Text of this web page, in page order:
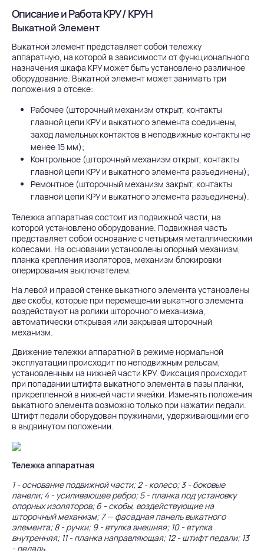
Описание и Работа КРУ / КРУН
Выкатной Элемент
Выкатной элемент представляет собой тележку
аппаратную, на которой в зависимости от функционального
назначения шкафа КРУ может быть установлено различное
оборудование. Выкатной элемент может занимать три
положения в отсеке:
Рабочее (шторочный механизм открыт, контакты
главной цепи КРУ и выкатного элемента соединены,
заход ламельных контактов в неподвижные контакты не
менее 15 мм);
Контрольное (шторочный механизм открыт, контакты
главной цепи КРУ и выкатного элемента разъединены);
Ремонтное (шторочный механизм закрыт, контакты
главной цепи КРУ и выкатного элемента разъединены).
Тележка аппаратная состоит из подвижной части, на
которой установлено оборудование. Подвижная часть
представляет собой основание с четырьмя металлическими
колесами. На основании установлены опорный механизм,
планка крепления изоляторов, механизм блокировки
оперирования выключателем.
На левой и правой стенке выкатного элемента установлены
две скобы, которые при перемещении выкатного элемента
воздействуют на ролики шторочного механизма,
автоматически открывая или закрывая шторочный
механизм.
Движение тележки аппаратной в режиме нормальной
эксплуатации происходит по неподвижным рельсам,
установленным на нижней части КРУ. Фиксация происходит
при попадании штифта выкатного элемента в пазы планки,
прикрепленной в нижней части ячейки. Изменять положения
выкатного элемента возможно только при нажатии педали.
Штифт педали оборудован пружинами, удерживающими его
в выдвинутом положении.
Тележка аппаратная
1 - основание подвижной части; 2 - колесо; 3 - боковые
панели; 4 - усиливающее ребро; 5 - планка под установку
опорных изоляторов; 6 - скобы, воздействующие на
шторочный механизм; 7 — фасадная панель выкатного
элемента; 8 - ручки; 9 - втулка внешняя; 10 - втулка
внутренняя; 11 - планка направляющая; 12 - штифт педали; 13
- педаль.